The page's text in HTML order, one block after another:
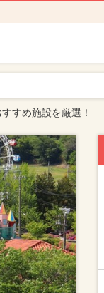
すめ施設を厳選！